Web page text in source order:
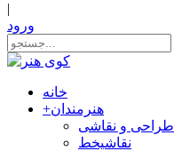
|
ورود
خانه
+هنرمندان
طراحی و نقاشی
نقاشیخط